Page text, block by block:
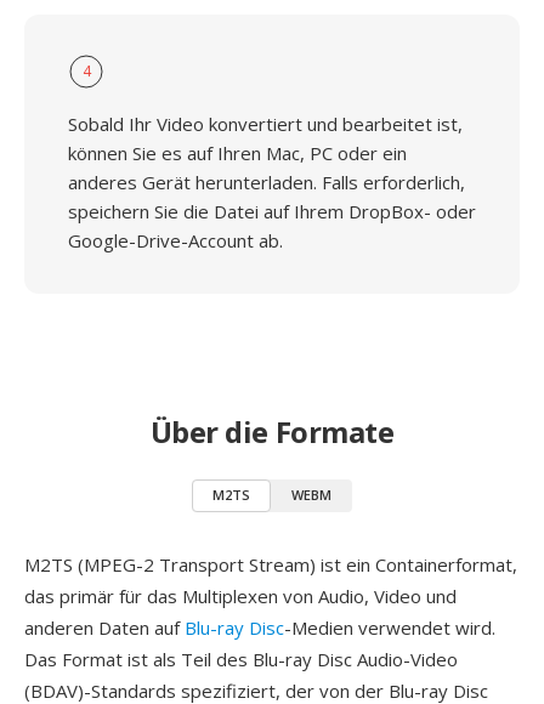
4
Sobald Ihr Video konvertiert und bearbeitet ist,
können Sie es auf Ihren Mac, PC oder ein
anderes Gerät herunterladen. Falls erforderlich,
speichern Sie die Datei auf Ihrem DropBox- oder
Google-Drive-Account ab.
Über die Formate
M2TS WEBM
M2TS (MPEG-2 Transport Stream) ist ein Containerformat,
das primär für das Multiplexen von Audio, Video und
anderen Daten auf Blu-ray Disc-Medien verwendet wird.
Das Format ist als Teil des Blu-ray Disc Audio-Video
(BDAV)-Standards spezifiziert, der von der Blu-ray Disc